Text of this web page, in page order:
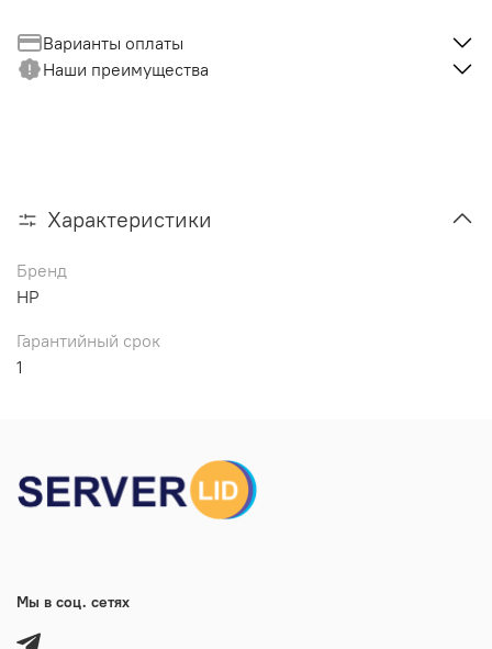
Варианты оплаты
Наши преимущества
Характеристики
Бренд
HP
Гарантийный срок
1
Мы в соц. сетях